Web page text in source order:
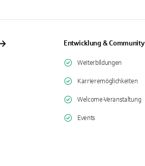
Entwicklung & Community
Weiterbildungen
Karrieremöglichkeiten
Welcome-Veranstaltung
Events